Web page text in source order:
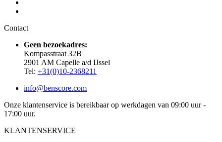
Contact
Geen bezoekadres:
Kompasstraat 32B
2901 AM Capelle a/d IJssel
Tel: +31(0)10-2368211
info@benscore.com
Onze klantenservice is bereikbaar op werkdagen van 09:00 uur -
17:00 uur.
KLANTENSERVICE